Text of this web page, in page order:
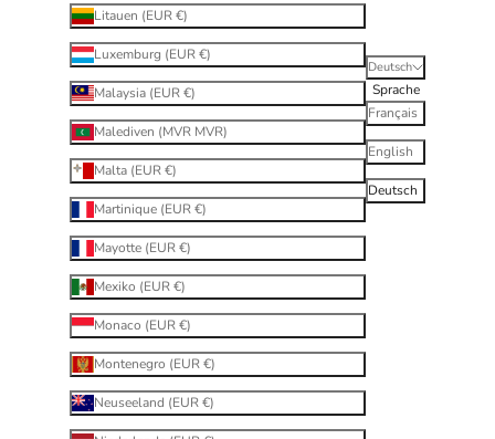
Litauen (EUR €)
Luxemburg (EUR €)
Malaysia (EUR €)
Malediven (MVR MVR)
Malta (EUR €)
Martinique (EUR €)
Mayotte (EUR €)
Mexiko (EUR €)
Monaco (EUR €)
Montenegro (EUR €)
Neuseeland (EUR €)
Deutsch
Sprache
Français
English
Deutsch